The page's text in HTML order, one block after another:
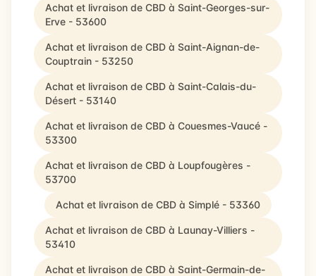
Achat et livraison de CBD à Saint-Georges-sur-
Erve - 53600
Achat et livraison de CBD à Saint-Aignan-de-
Couptrain - 53250
Achat et livraison de CBD à Saint-Calais-du-
Désert - 53140
Achat et livraison de CBD à Couesmes-Vaucé -
53300
Achat et livraison de CBD à Loupfougères -
53700
Achat et livraison de CBD à Simplé - 53360
Achat et livraison de CBD à Launay-Villiers -
53410
Achat et livraison de CBD à Saint-Germain-de-